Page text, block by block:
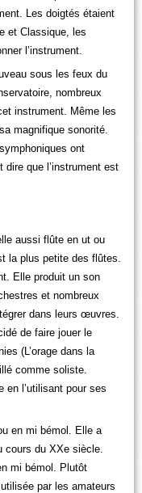
Les doigtés étaient
et Classique, les
l’instrument.
sous les feux du
nombreux
instrument. Même les
magnifique sonorité.
ont
que l’instrument est
aussi flûte en ut ou
la plus petite des flûtes.
Elle produit un son
et nombreux
dans leurs œuvres.
de faire jouer le
(L’orage dans la
comme soliste.
en l’utilisant pour ses
en mi bémol. Elle a
cours du XXe siècle.
mi bémol. Plutôt
par les amateurs